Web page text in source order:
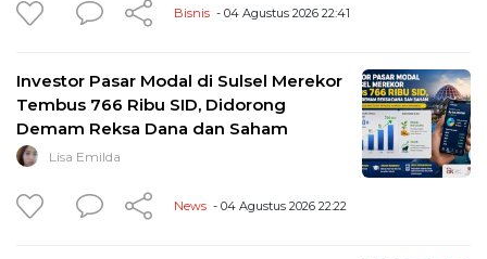
Bisnis - 04 Agustus 2026 22:41
Investor Pasar Modal di Sulsel Merekor
Tembus 766 Ribu SID, Didorong
Demam Reksa Dana dan Saham
Lisa Emilda
News - 04 Agustus 2026 22:22